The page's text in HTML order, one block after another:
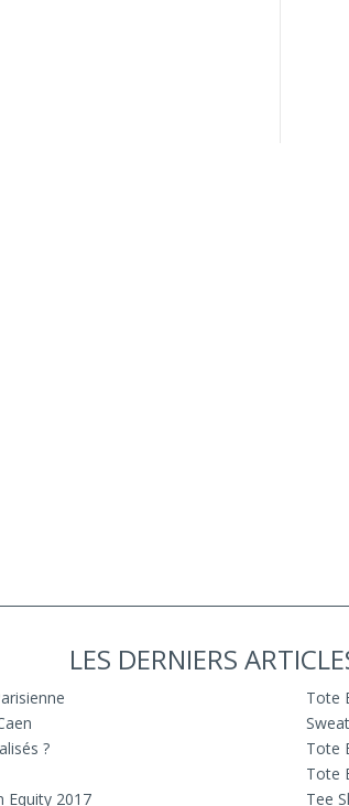
LES DERNIERS
Tote
?
Tote
Tote
Equity 2017
Tee